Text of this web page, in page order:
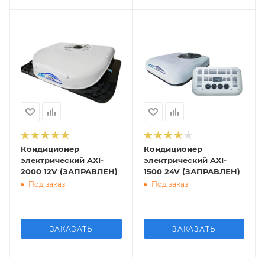
Кондиционер
электрический AXI-
2000 12V (ЗАПРАВЛЕН)
Под заказ
ЗАКАЗАТЬ
Кондиционер
электрический AXI-
1500 24V (ЗАПРАВЛЕН)
Под заказ
ЗАКАЗАТЬ